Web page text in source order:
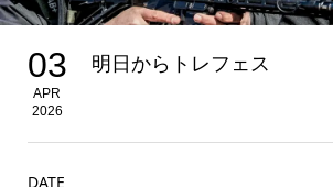
03
APR
2026
明日からトレフェス
DATE